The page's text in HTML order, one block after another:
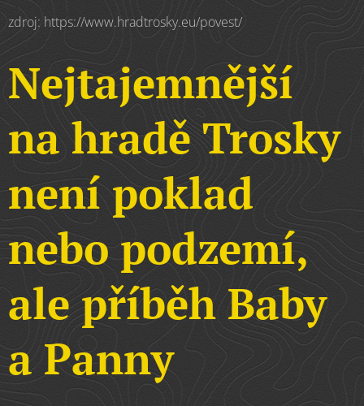
zdroj: https://www.hradtrosky.eu/povest/
Nejtajemnější
na hradě Trosky
není poklad
nebo podzemí,
ale příběh Baby
a Panny